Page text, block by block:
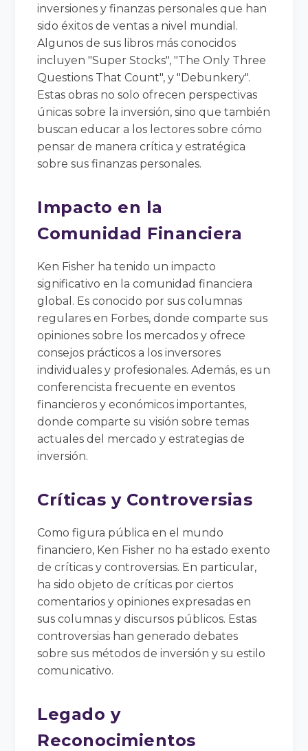
inversiones y finanzas personales que han
sido éxitos de ventas a nivel mundial.
Algunos de sus libros más conocidos
incluyen "Super Stocks", "The Only Three
Questions That Count", y "Debunkery".
Estas obras no solo ofrecen perspectivas
únicas sobre la inversión, sino que también
buscan educar a los lectores sobre cómo
pensar de manera crítica y estratégica
sobre sus finanzas personales.
Impacto en la
Comunidad Financiera
Ken Fisher ha tenido un impacto
significativo en la comunidad financiera
global. Es conocido por sus columnas
regulares en Forbes, donde comparte sus
opiniones sobre los mercados y ofrece
consejos prácticos a los inversores
individuales y profesionales. Además, es un
conferencista frecuente en eventos
financieros y económicos importantes,
donde comparte su visión sobre temas
actuales del mercado y estrategias de
inversión.
Críticas y Controversias
Como figura pública en el mundo
financiero, Ken Fisher no ha estado exento
de críticas y controversias. En particular,
ha sido objeto de críticas por ciertos
comentarios y opiniones expresadas en
sus columnas y discursos públicos. Estas
controversias han generado debates
sobre sus métodos de inversión y su estilo
comunicativo.
Legado y
Reconocimientos